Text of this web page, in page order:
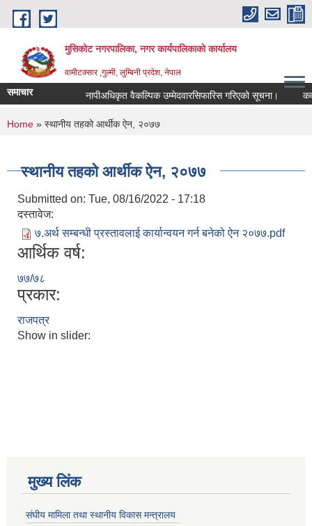
Skip to main content
मुसिकोट नगरपालिका, नगर कार्यपालिकाकाे कार्यालय
वामीटक्सार ,गुल्मी, लुम्बिनी प्रदेश, नेपाल
समाचार नापीअधिकृत वैकल्पिक उम्मेदवारसिफारिस गरिएको सूचना।
You are here
Home » स्थानीय तहको आर्थीक ऐन, २०७७
स्थानीय तहको आर्थीक ऐन, २०७७
Submitted on: Tue, 08/16/2022 - 17:18
दस्तावेज:
७.अर्थ सम्बन्धी प्रस्तावलाई कार्यान्वयन गर्न बनेको ऐन २०७७.pdf
आर्थिक वर्ष:
७७/७८
प्रकार:
राजपत्र
Show in slider:
मुख्य लिंक
संघीय मामिला तथा स्थानीय विकास मन्त्रालय